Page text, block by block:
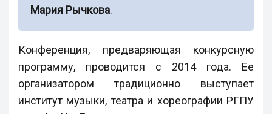
Мария Рычкова.
Конференция, предваряющая конкурсную
программу, проводится с 2014 года. Ее
организатором традиционно выступает
институт музыки, театра и хореографии РГПУ